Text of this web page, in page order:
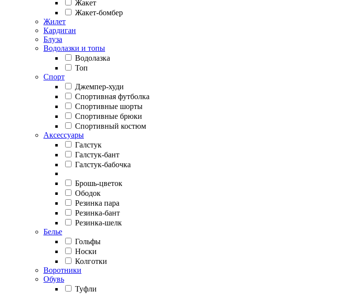
Жакет
Жакет-бомбер
Жилет
Кардиган
Блуза
Водолазки и топы
Водолазка
Топ
Спорт
Джемпер-худи
Спортивная футболка
Спортивные шорты
Спортивные брюки
Спортивный костюм
Аксессуары
Галстук
Галстук-бант
Галстук-бабочка
Брошь-цветок
Ободок
Резинка пара
Резинка-бант
Резинка-шелк
Белье
Гольфы
Носки
Колготки
Воротники
Обувь
Туфли